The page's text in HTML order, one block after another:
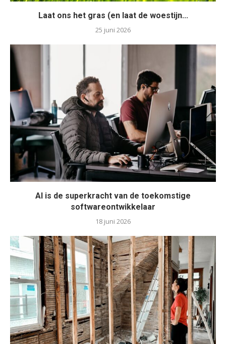
Laat ons het gras (en laat de woestijn...
25 juni 2026
AI is de superkracht van de toekomstige
softwareontwikkelaar
18 juni 2026